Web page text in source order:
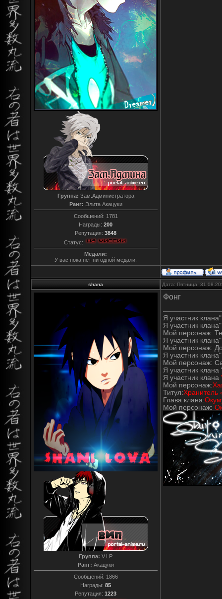
Группа: Зам.Администратора
Ранг: Элита Акацуки
Сообщений: 1781
Награды: 200
Репутация: 3848
Статус:
Медали:
У вас пока нет ни одной медали.
shana Дата: Пятница,
Группа: V.I.P
Ранг: Акацуки
Сообщений: 1866
Награды: 85
Репутация: 1223
Фонг
Я участник
Я участник
Мой персонаж:
Я участник
Мой персонаж:
Я участник
Мой персонаж:
Я участник
Я участник клана
Мой персонаж:
Титул:Хранитель
Глава клана:
Мой персонаж: